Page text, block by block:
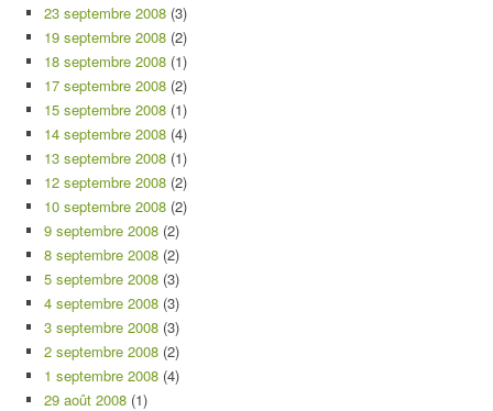
23 septembre 2008 (3)
19 septembre 2008 (2)
18 septembre 2008 (1)
17 septembre 2008 (2)
15 septembre 2008 (1)
14 septembre 2008 (4)
13 septembre 2008 (1)
12 septembre 2008 (2)
10 septembre 2008 (2)
9 septembre 2008 (2)
8 septembre 2008 (2)
5 septembre 2008 (3)
4 septembre 2008 (3)
3 septembre 2008 (3)
2 septembre 2008 (2)
1 septembre 2008 (4)
29 août 2008 (1)